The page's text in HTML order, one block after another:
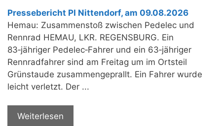
Pressebericht PI Nittendorf, am 09.08.2026
Hemau: Zusammenstoß zwischen Pedelec und
Rennrad HEMAU, LKR. REGENSBURG. Ein
83‑jähriger Pedelec‑Fahrer und ein 63‑jähriger
Rennradfahrer sind am Freitag um im Ortsteil
Grünstaude zusammengeprallt. Ein Fahrer wurde
leicht verletzt. Der ...
Weiterlesen